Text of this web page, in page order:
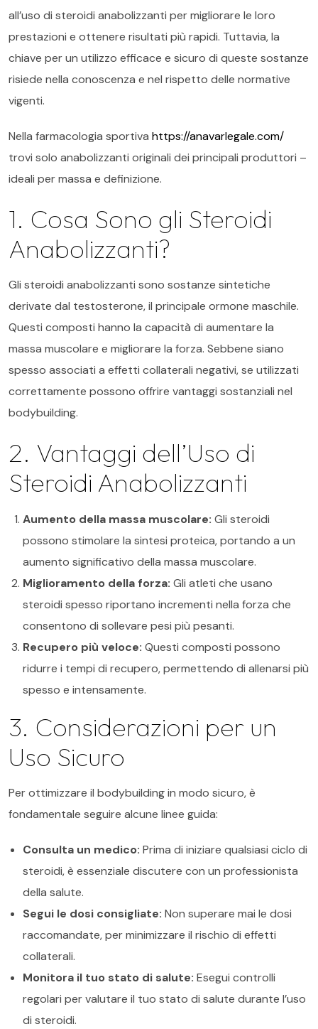
all’uso di steroidi anabolizzanti per migliorare le loro
prestazioni e ottenere risultati più rapidi. Tuttavia, la
chiave per un utilizzo efficace e sicuro di queste sostanze
risiede nella conoscenza e nel rispetto delle normative
vigenti.
Nella farmacologia sportiva https://anavarlegale.com/
trovi solo anabolizzanti originali dei principali produttori –
ideali per massa e definizione.
1. Cosa Sono gli Steroidi
Anabolizzanti?
Gli steroidi anabolizzanti sono sostanze sintetiche
derivate dal testosterone, il principale ormone maschile.
Questi composti hanno la capacità di aumentare la
massa muscolare e migliorare la forza. Sebbene siano
spesso associati a effetti collaterali negativi, se utilizzati
correttamente possono offrire vantaggi sostanziali nel
bodybuilding.
2. Vantaggi dell’Uso di
Steroidi Anabolizzanti
Aumento della massa muscolare: Gli steroidi
possono stimolare la sintesi proteica, portando a un
aumento significativo della massa muscolare.
Miglioramento della forza: Gli atleti che usano
steroidi spesso riportano incrementi nella forza che
consentono di sollevare pesi più pesanti.
Recupero più veloce: Questi composti possono
ridurre i tempi di recupero, permettendo di allenarsi più
spesso e intensamente.
3. Considerazioni per un
Uso Sicuro
Per ottimizzare il bodybuilding in modo sicuro, è
fondamentale seguire alcune linee guida:
Consulta un medico: Prima di iniziare qualsiasi ciclo di
steroidi, è essenziale discutere con un professionista
della salute.
Segui le dosi consigliate: Non superare mai le dosi
raccomandate, per minimizzare il rischio di effetti
collaterali.
Monitora il tuo stato di salute: Esegui controlli
regolari per valutare il tuo stato di salute durante l’uso
di steroidi.